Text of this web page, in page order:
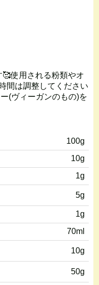
使用される粉類やオ
間は調整してください
(ヴィーガンのもの)を
100g
10g
1g
5g
1g
70ml
10g
50g